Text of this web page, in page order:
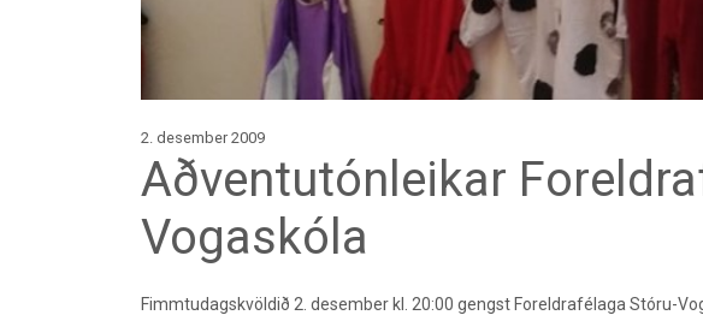
2. desember 2009
Aðventutónleikar
Vogaskóla
Fimmtudagskvöldið 2. desember kl. 20:00 gengst Foreldrafélaga Stóru-